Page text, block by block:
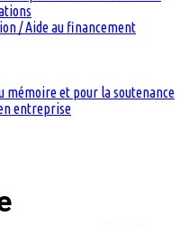
/ Aide au financement
mémoire et pour la soutenance
entreprise